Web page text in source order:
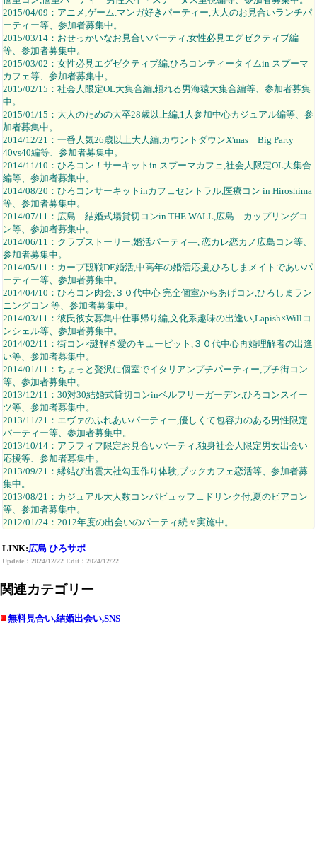
2015/04/09：アニメ,ゲーム.マンガ好きパーティー,大人のお見合いランチパ
ーティー等、参加者募集中。
2015/03/14：おせっかいなお見合いパーティ,女性必見エグゼクティブ編
等、参加者募集中。
2015/03/02：女性必見エグゼクティブ編,ひろコンティータイムin スプーマ
カフェ等、参加者募集中。
2015/02/15：社会人限定OL大集合編,頼れる男海猿大集合編等、参加者募集
中。
2015/01/15：大人のための大卒28歳以上編,1人参加中心カジュアル編等、参
加者募集中。
2014/12/21：一番人気26歳以上大人編,カウントダウンX'mas Big Party
40vs40編等、参加者募集中。
2014/11/10：ひろコン！サーキットin スプーマカフェ,社会人限定OL大集合
編等、参加者募集中。
2014/08/20：ひろコンサーキットinカフェセントラル,医療コン in Hiroshima
等、参加者募集中。
2014/07/11：広島 結婚式場貸切コンin THE WALL,広島 カップリングコ
ン等、参加者募集中。
2014/06/11：クラブストーリー,婚活パーティ―, 恋カレ恋カノ広島コン等、
参加者募集中。
2014/05/11：カープ観戦DE婚活,中高年の婚活応援,ひろしまメイトであいパ
ーティー等、参加者募集中。
2014/04/10：ひろコン肉会,３０代中心 完全個室からあげコン,ひろしまラン
ニングコン 等、参加者募集中。
2014/03/11：彼氏彼女募集中仕事帰り編,文化系趣味の出逢い,Lapish×Willコ
ンシェル等、参加者募集中。
2014/02/11：街コン×謎解き愛のキューピット,３０代中心再婚理解者の出逢
い等、参加者募集中。
2014/01/11：ちょっと贅沢に個室でイタリアンプチパーティー,プチ街コン
等、参加者募集中。
2013/12/11：30対30結婚式貸切コンinベルフリーガーデン,ひろコンスイー
ツ等、参加者募集中。
2013/11/21：エヴァのふれあいパーティー,優しくて包容力のある男性限定
パーティー等、参加者募集中。
2013/10/14：アラフィフ限定お見合いパーティ,独身社会人限定男女出会い
応援等、参加者募集中。
2013/09/21：縁結び出雲大社勾玉作り体験,ブックカフェ恋活等、参加者募
集中。
2013/08/21：カジュアル大人数コンパビュッフェドリンク付,夏のビアコン
等、参加者募集中。
2012/01/24：2012年度の出会いのパーティ続々実施中。
LINK:広島 ひろサポ
Update：2024/12/22 Edit：2024/12/22
関連カテゴリー
無料見合い,結婚出会い,SNS